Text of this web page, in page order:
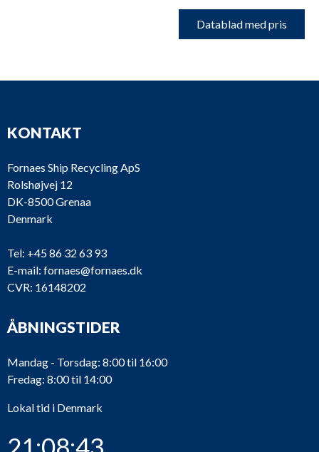
Datablad med pris
KONTAKT
Fornaes Ship Recycling ApS
Rolshøjvej 12
DK-8500 Grenaa
Denmark
Tel: +45 86 32 63 93
E-mail: fornaes@fornaes.dk
CVR: 16148202
ÅBNINGSTIDER
Mandag - Torsdag: 8:00 til 16:00
Fredag: 8:00 til 14:00
Lokal tid i Denmark